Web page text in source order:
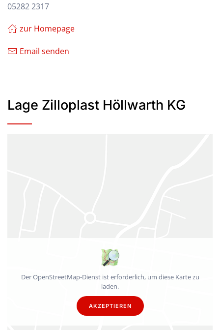
05282 2317
zur Homepage
Email senden
Lage Zilloplast Höllwarth KG
Der OpenStreetMap-Dienst ist erforderlich, um diese Karte zu
laden.
AKZEPTIEREN